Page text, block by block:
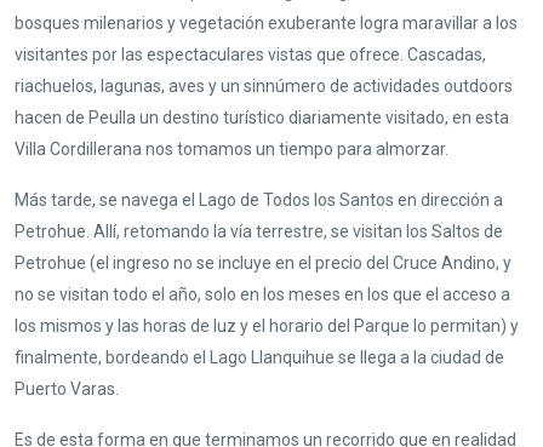
bosques milenarios y vegetación exuberante logra maravillar a los
visitantes por las espectaculares vistas que ofrece. Cascadas,
riachuelos, lagunas, aves y un sinnúmero de actividades outdoors
hacen de Peulla un destino turístico diariamente visitado, en esta
Villa Cordillerana nos tomamos un tiempo para almorzar.
Más tarde, se navega el Lago de Todos los Santos en dirección a
Petrohue. Allí, retomando la vía terrestre, se visitan los Saltos de
Petrohue (el ingreso no se incluye en el precio del Cruce Andino, y
no se visitan todo el año, solo en los meses en los que el acceso a
los mismos y las horas de luz y el horario del Parque lo permitan) y
finalmente, bordeando el Lago Llanquihue se llega a la ciudad de
Puerto Varas.
Es de esta forma en que terminamos un recorrido que en realidad